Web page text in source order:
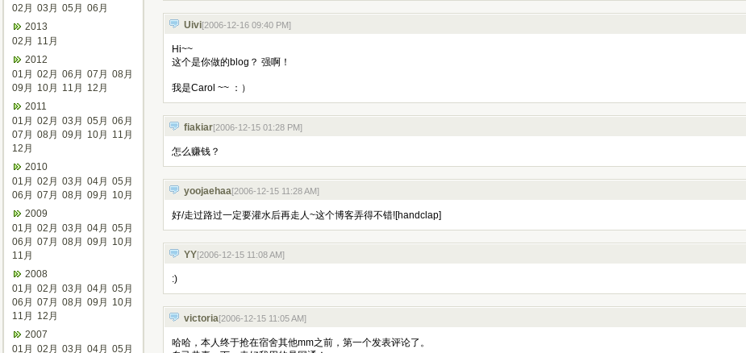
Uivi[2006-12-16 09:40 PM]
Hi~~
这个是你做的blog？ 强啊！
我是Carol ~~ ：）
fiakiar[2006-12-15 01:28 PM]
怎么赚钱？
yoojaehaa[2006-12-15 11:28 AM]
好/走过路过一定要灌水后再走人~这个博客弄得不错![handclap]
YY[2006-12-15 11:08 AM]
:)
victoria[2006-12-15 11:05 AM]
哈哈，本人终于抢在宿舍其他mm之前，第一个发表评论了。
02月 03月 05月 06月
2013
02月
11月
2012
01月 02月 06月 07月 08月
09月
10月 11月
12月
2011
01月 02月 03月 05月 06月
07月 08月 09月 10月
11月
12月
2010
01月 02月 03月 04月 05月
06月 07月 08月 09月
10月
2009
01月 02月 03月 04月 05月
06月 07月 08月 09月
10月
11月
2008
01月 02月 03月 04月 05月
06月 07月 08月 09月
10月
11月
12月
2007
01月 02月 03月 04月 05月